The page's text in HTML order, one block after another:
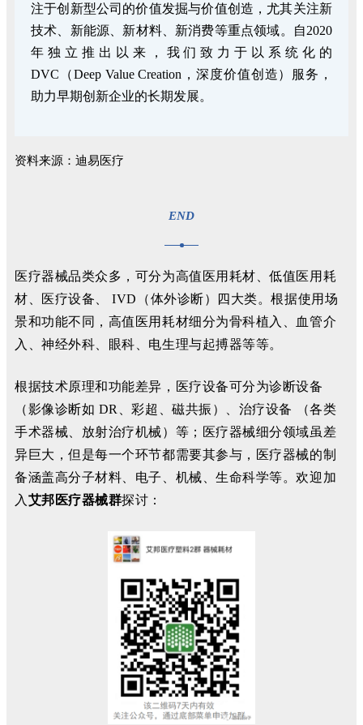
注于创新型公司的价值发掘与价值创造，尤其关注新
技术、新能源、新材料、新消费等重点领域。自2020
年独立推出以来，我们致力于以系统化的
DVC（Deep Value Creation，深度价值创造）服务，
助力早期创新企业的长期发展。
资料来源：迪易医疗
END
医疗器械品类众多，可分为高值医用耗材、低值医用耗
材、医疗设备、 IVD（体外诊断）四大类。根据使用场
景和功能不同，高值医用耗材细分为骨科植入、血管介
入、神经外科、眼科、电生理与起搏器等等。
根据技术原理和功能差异，医疗设备可分为诊断设备
（影像诊断如 DR、彩超、磁共振）、治疗设备 （各类
手术器械、放射治疗机械）等；医疗器械细分领域虽差
异巨大，但是每一个环节都需要其参与，医疗器械的制
备涵盖高分子材料、电子、机械、生命科学等。欢迎加
入 艾邦医疗器械群探讨：